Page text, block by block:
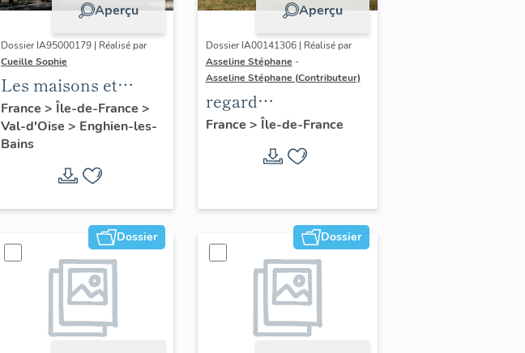
Aperçu
Dossier IA95000179 | Réalisé par
Cueille Sophie
Les maisons et
immeubles
d'Enghien-les-Bains
France > Île-de-France >
Val-d'Oise > Enghien-les-
Bains
Aperçu
Dossier IA00141306 | Réalisé par
Asseline Stéphane -
Asseline Stéphane (Contributeur)
regard
photographique sur
les paysages de la
Plaine de France.
France > Île-de-France
Dossier Dossier